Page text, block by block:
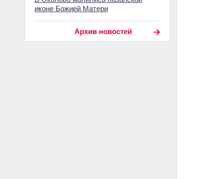
иконе Божией Матери
Архив новостей